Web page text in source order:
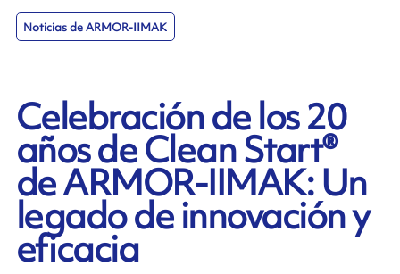
Noticias de ARMOR-IIMAK
Celebración de los 20
años de Clean Start®
de ARMOR-IIMAK: Un
legado de innovación y
eficacia